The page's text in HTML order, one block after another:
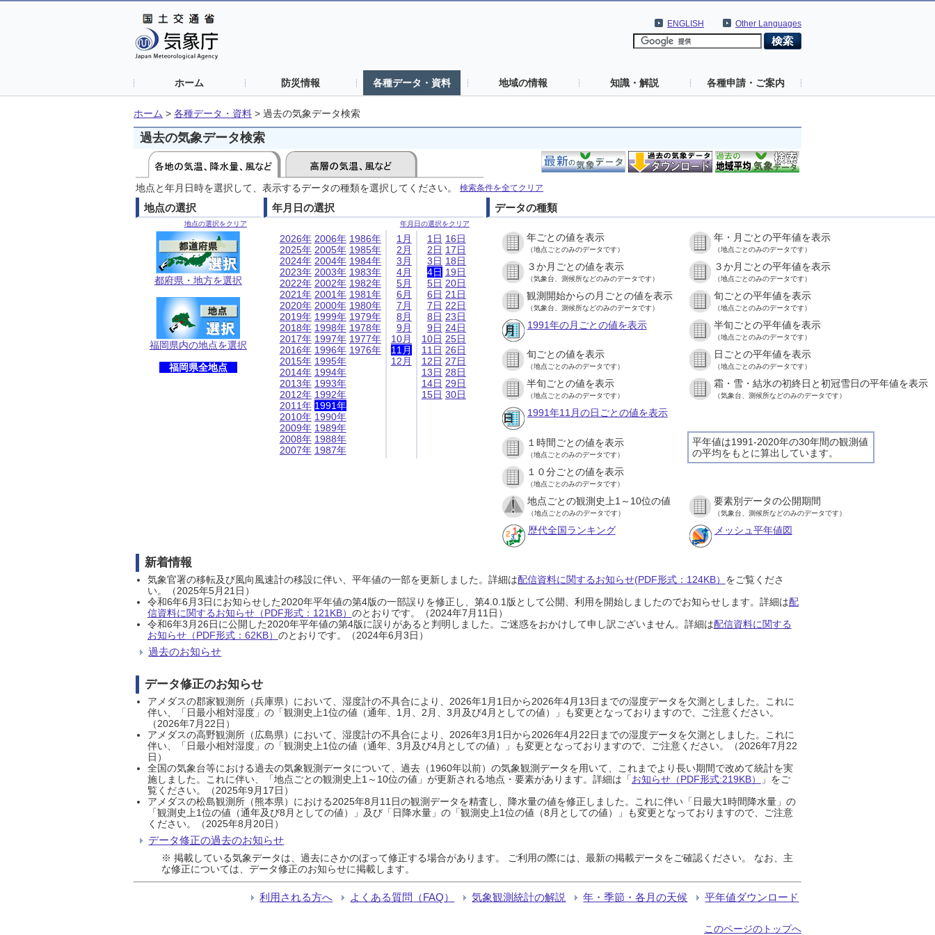
Other Languages
ENGLISH
ホーム 防災情報 各種データ・資料 地域の情報 知識・解説 各種申請・ご案内
ホーム > 各種データ・資料 > 過去の気象データ検索
過去の気象データ検索
地点と年月日時を選択して、表示するデータの種類を選択してください。 検索条件を全てクリア
地点の選択
地点の選択をクリア
都府県・地方を選択
福岡県内の地点を選択
福岡県全地点
年月日の選択
年月日の選択をクリア
2026年
2025年
2024年
2023年
2022年
2021年
2020年
2019年
2018年
2017年
2016年
2015年
2014年
2013年
2012年
2011年
2010年
2009年
2008年
2007年
2006年
2005年
2004年
2003年
2002年
2001年
2000年
1999年
1998年
1997年
1996年
1995年
1994年
1993年
1992年
1991年
1990年
1989年
1988年
1987年
1986年
1985年
1984年
1983年
1982年
1981年
1980年
1979年
1978年
1977年
1976年
1月
2月
3月
4月
5月
6月
7月
8月
9月
10月
11月
12月
1日
2日
3日
4日
5日
6日
7日
8日
9日
10日
11日
12日
13日
14日
15日
16日
17日
18日
19日
20日
21日
22日
23日
24日
25日
26日
27日
28日
29日
30日
データの種類
年ごとの値を表示
（地点ごとのみのデータです）
年・月ごとの平年値を表示
（地点ごとのみのデータです）
３か月ごとの値を表示
（気象台、測候所などのみのデータです）
３か月ごとの平年値を表示
（地点ごとのみのデータです）
観測開始からの月ごとの値を表示
（気象台、測候所などのみのデータです）
旬ごとの平年値を表示
（地点ごとのみのデータです）
1991年の月ごとの値を表示 半旬ごとの平年値を表示
（地点ごとのみのデータです）
旬ごとの値を表示
（地点ごとのみのデータです）
日ごとの平年値を表示
（地点ごとのみのデータです）
半旬ごとの値を表示
（地点ごとのみのデータです）
霜・雪・結氷の初終日と初冠雪日の平年値を表示
（気象台、測候所などのみのデータです）
1991年11月の日ごとの値を表示
平年値は1991-2020年の30年間の観測値
の平均をもとに算出しています。
１時間ごとの値を表示
（地点ごとのみのデータです）
１０分ごとの値を表示
（地点ごとのみのデータです）
地点ごとの観測史上1～10位の値
（地点ごとのみのデータです）
要素別データの公開期間
（気象台、測候所などのみのデータです）
歴代全国ランキング メッシュ平年値図
新着情報
気象官署の移転及び風向風速計の移設に伴い、平年値の一部を更新しました。詳細は配信資料に関するお知らせ(PDF形式：124KB） をご覧くださ
い。（2025年5月21日）
令和6年6月3日にお知らせした2020年平年値の第4版の一部誤りを修正し、第4.0.1版として公開、利用を開始しましたのでお知らせします。詳細は配
信資料に関するお知らせ（PDF形式：121KB） のとおりです。（2024年7月11日）
令和6年3月26日に公開した2020年平年値の第4版に誤りがあると判明しました。ご迷惑をおかけして申し訳ございません。詳細は配信資料に関する
お知らせ（PDF形式：62KB） のとおりです。（2024年6月3日）
過去のお知らせ
データ修正のお知らせ
アメダスの郡家観測所（兵庫県）において、湿度計の不具合により、2026年1月1日から2026年4月13日までの湿度データを欠測としました。これに
伴い、「日最小相対湿度」の「観測史上1位の値（通年、1月、2月、3月及び4月としての値）」も変更となっておりますので、ご注意ください。
（2026年7月22日）
アメダスの高野観測所（広島県）において、湿度計の不具合により、2026年3月1日から2026年4月22日までの湿度データを欠測としました。これに
伴い、「日最小相対湿度」の「観測史上1位の値（通年、3月及び4月としての値）」も変更となっておりますので、ご注意ください。（2026年7月22
日）
全国の気象台等における過去の気象観測データについて、過去（1960年以前）の気象観測データを用いて、これまでより長い期間で改めて統計を実
施しました。これに伴い、「地点ごとの観測史上1～10位の値」が更新される地点・要素があります。詳細は「お知らせ（PDF形式:219KB）
」をご
覧ください。（2025年9月17日）
アメダスの松島観測所（熊本県）における2025年8月11日の観測データを精査し、降水量の値を修正しました。これに伴い「日最大1時間降水量」の
「観測史上1位の値（通年及び8月としての値）」及び「日降水量」の「観測史上1位の値（8月としての値）」も変更となっておりますので、ご注意
ください。（2025年8月20日）
データ修正の過去のお知らせ
※ 掲載している気象データは、過去にさかのぼって修正する場合があります。 ご利用の際には、最新の掲載データをご確認ください。 なお、主
な修正については、データ修正のお知らせに掲載します。
利用される方へ よくある質問（FAQ） 気象観測統計の解説 年・季節・各月の天候 平年値ダウンロード
このページのトップへ